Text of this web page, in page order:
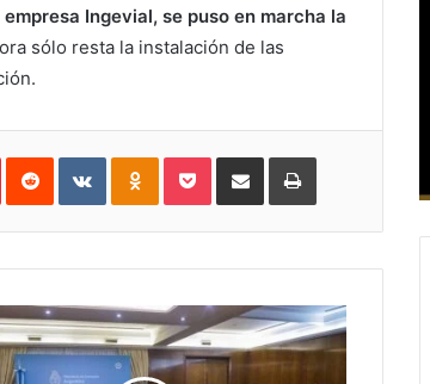
Ingevial, se puso en marcha la
sólo resta la instalación de las
PinterestReddit VKontakteOdnoklassniki
PocketCompartir
mail
Imprimir